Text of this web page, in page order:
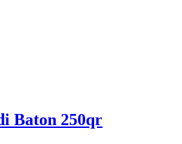
Baton 250qr